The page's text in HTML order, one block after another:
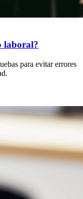
laboral?
para evitar errores